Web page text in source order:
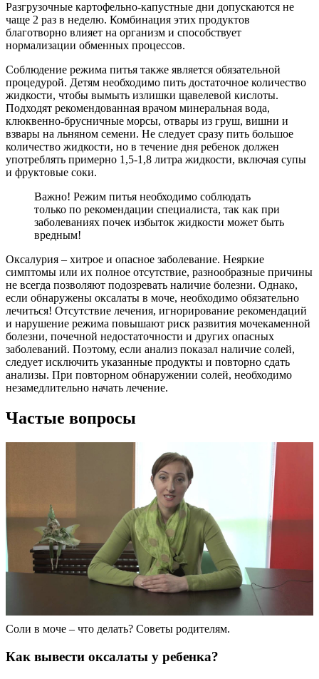
Разгрузочные картофельно-капустные дни допускаются не
чаще 2 раз в неделю. Комбинация этих продуктов
благотворно влияет на организм и способствует
нормализации обменных процессов.
Соблюдение режима питья также является обязательной
процедурой. Детям необходимо пить достаточное количество
жидкости, чтобы вымыть излишки щавелевой кислоты.
Подходят рекомендованная врачом минеральная вода,
клюквенно-брусничные морсы, отвары из груш, вишни и
взвары на льняном семени. Не следует сразу пить большое
количество жидкости, но в течение дня ребенок должен
употреблять примерно 1,5-1,8 литра жидкости, включая супы
и фруктовые соки.
Важно! Режим питья необходимо соблюдать
только по рекомендации специалиста, так как при
заболеваниях почек избыток жидкости может быть
вредным!
Оксалурия – хитрое и опасное заболевание. Неяркие
симптомы или их полное отсутствие, разнообразные причины
не всегда позволяют подозревать наличие болезни. Однако,
если обнаружены оксалаты в моче, необходимо обязательно
лечиться! Отсутствие лечения, игнорирование рекомендаций
и нарушение режима повышают риск развития мочекаменной
болезни, почечной недостаточности и других опасных
заболеваний. Поэтому, если анализ показал наличие солей,
следует исключить указанные продукты и повторно сдать
анализы. При повторном обнаружении солей, необходимо
незамедлительно начать лечение.
Частые вопросы
Соли в моче – что делать? Советы родителям.
Как вывести оксалаты у ребенка?